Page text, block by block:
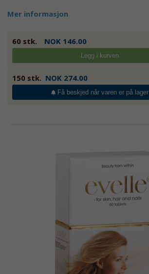
Mer informasjon
60 stk. NOK 146.00
Legg i kurven
150 stk. NOK 274.00
Få beskjed når varen er på lager